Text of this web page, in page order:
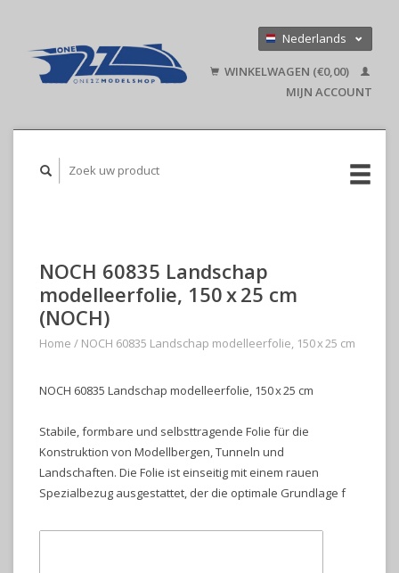
Nederlands
English
WINKELWAGEN (€0,00)
MIJN ACCOUNT
NOCH 60835 Landschap
modelleerfolie, 150 x 25 cm
(NOCH)
Home / NOCH 60835 Landschap modelleerfolie, 150 x 25 cm
NOCH 60835 Landschap modelleerfolie, 150 x 25 cm
Stabile, formbare und selbsttragende Folie für die
Konstruktion von Modellbergen, Tunneln und
Landschaften. Die Folie ist einseitig mit einem rauen
Spezialbezug ausgestattet, der die optimale Grundlage f